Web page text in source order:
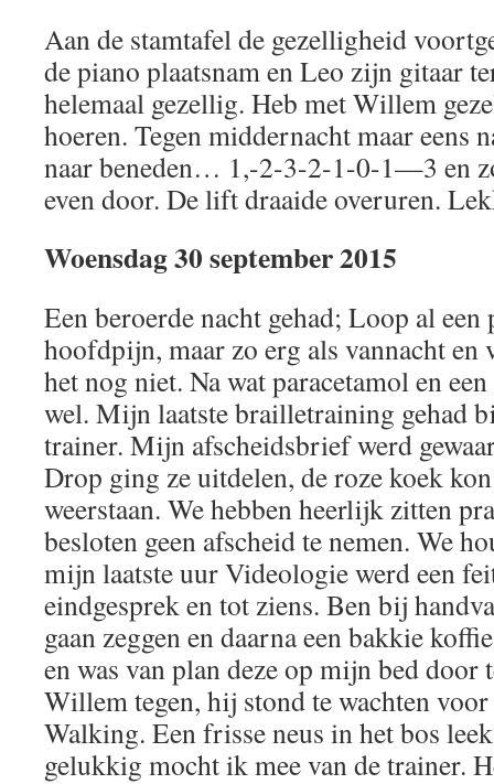
Aan de stamtafel de gezelligheid
de piano plaatsnam en Leo zijn gitaar
helemaal gezellig. Heb met Willem
hoeren. Tegen middernacht maar eens
naar beneden… 1,-2-3-2-1-0-1—3 en
even door. De lift draaide overuren.
Woensdag 30 september 2015
Een beroerde nacht gehad; Loop al een
hoofdpijn, maar zo erg als vannacht en
het nog niet. Na wat paracetamol en
wel. Mijn laatste brailletraining gehad
trainer. Mijn afscheidsbrief werd
Drop ging ze uitdelen, de roze koek
weerstaan. We hebben heerlijk zitten
besloten geen afscheid te nemen. We
mijn laatste uur Videologie werd een
eindgesprek en tot ziens. Ben bij
gaan zeggen en daarna een bakkie
en was van plan deze op mijn bed door
Willem tegen, hij stond te wachten
Walking. Een frisse neus in het bos
gelukkig mocht ik mee van de trainer.